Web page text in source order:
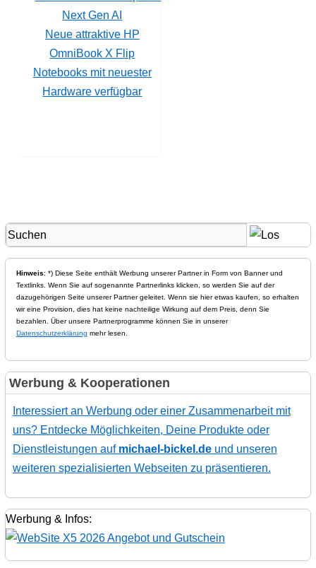
Neue attraktive HP
OmniBook X Flip
Notebooks mit neuester
Hardware verfügbar
Hinweis: *) Diese Seite enthält Werbung unserer Partner in Form von Banner und
Textlinks. Wenn Sie auf sogenannte Partnerlinks klicken, so werden Sie auf der
dazugehörigen Seite unserer Partner geleitet. Wenn sie hier etwas kaufen, so erhalten
wir eine Provision, dies hat keine nachteilige Wirkung auf dem Preis, denn Sie
bezahlen. Über unsere Partnerprogramme können Sie in unserer
Datenschutzerklärung mehr lesen.
Werbung & Kooperationen
Interessiert an Werbung oder einer Zusammenarbeit mit
uns? Entdecke Möglichkeiten, Deine Produkte oder
Dienstleistungen auf michael-bickel.deund unseren
weiteren spezialisierten Webseiten zu präsentieren.
Werbung & Infos: